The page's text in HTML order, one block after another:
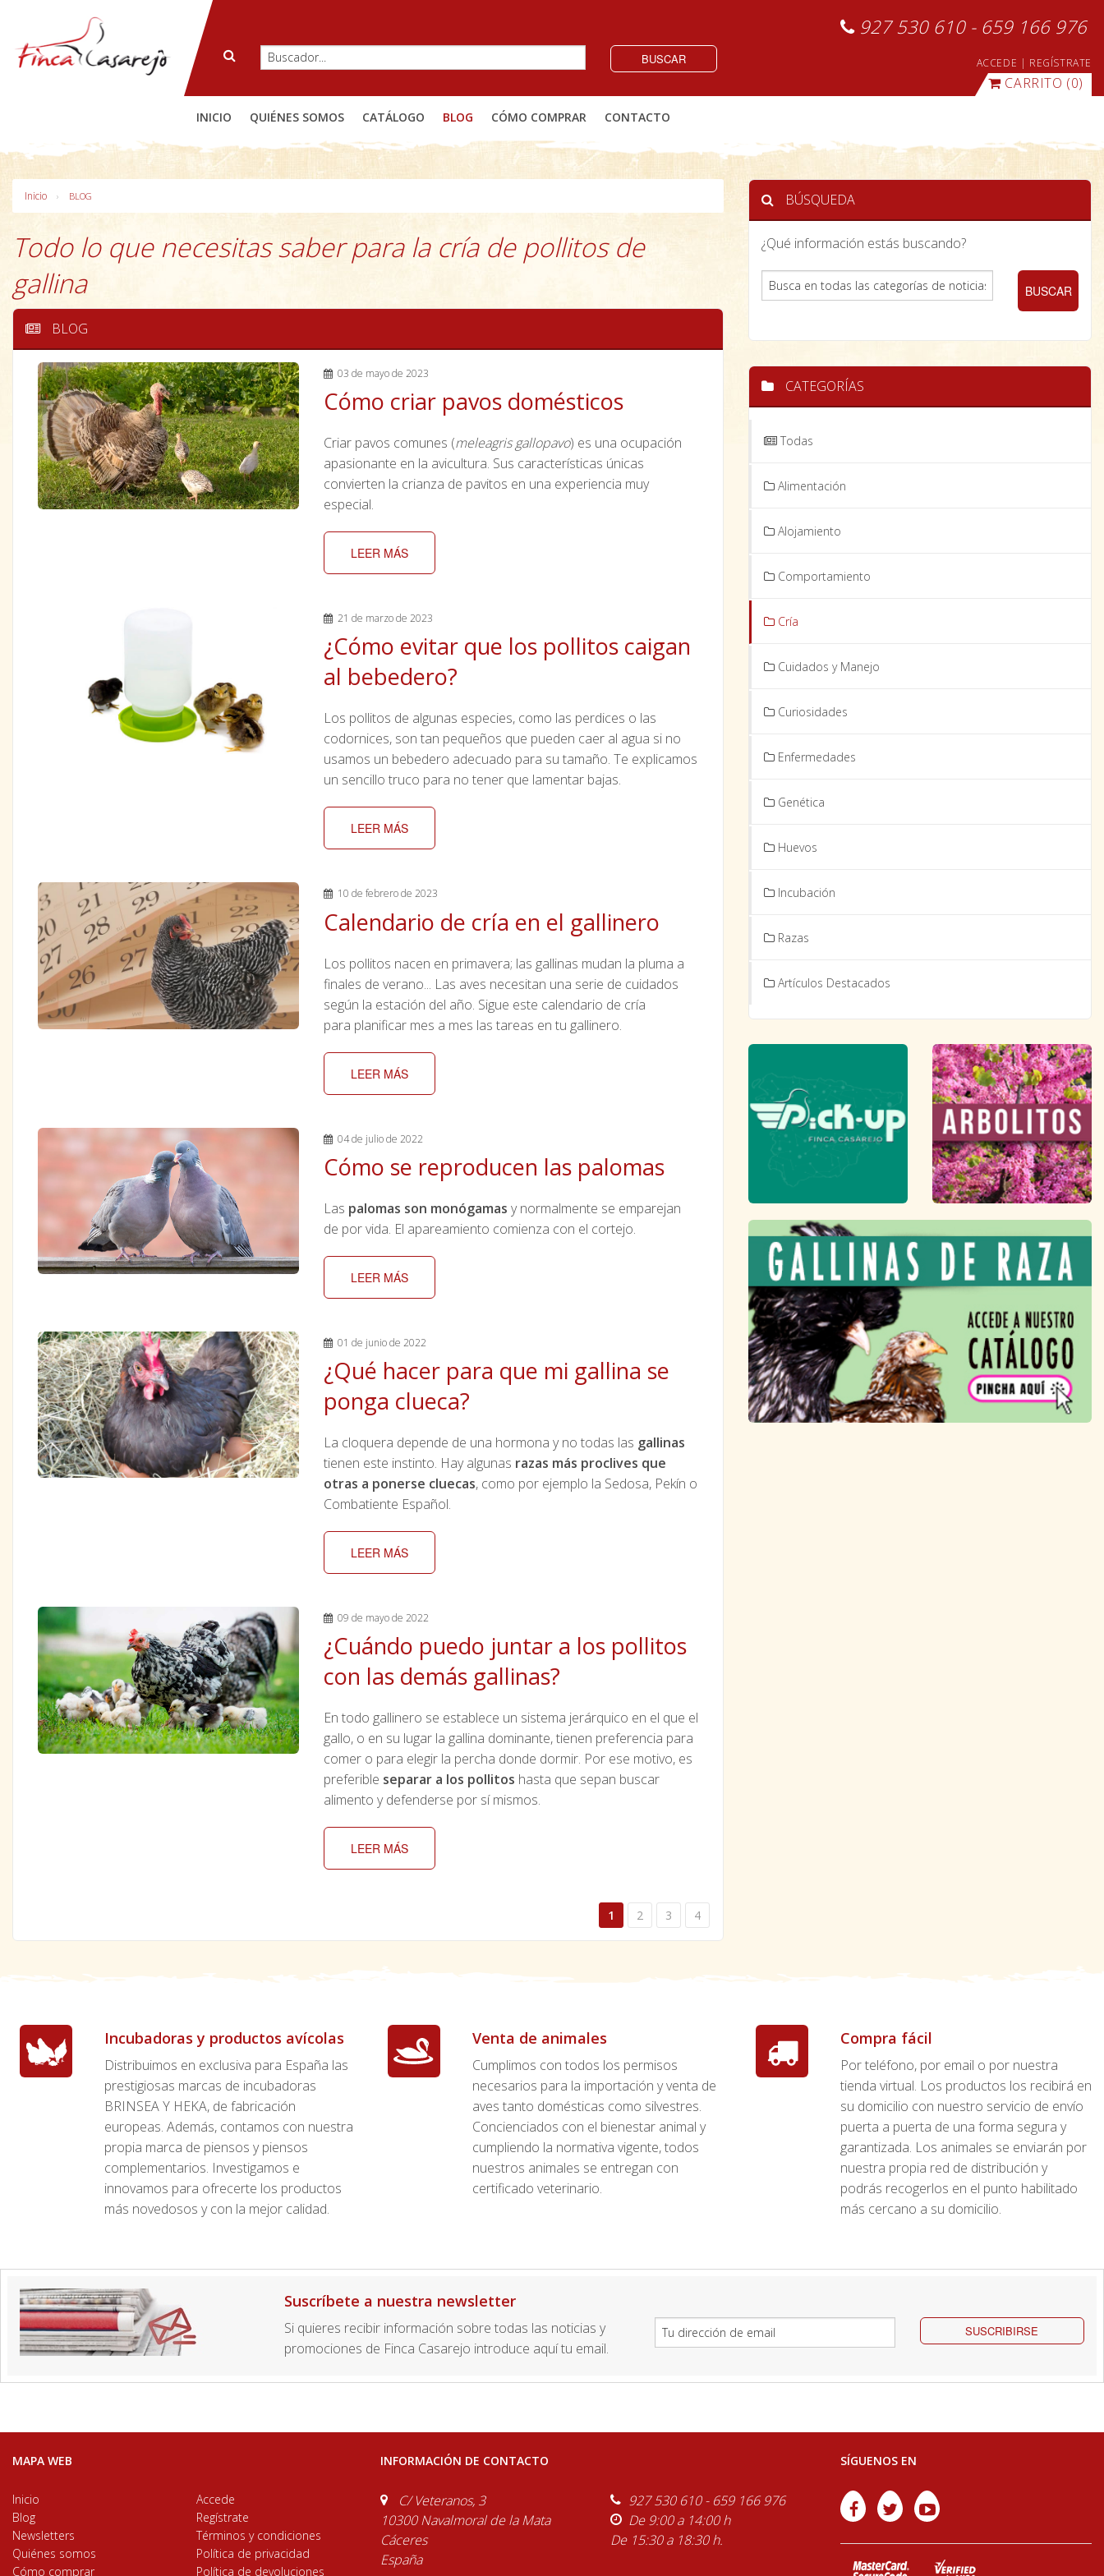
927 530 610 - 659 166 976
BUSCAR ACCEDE | REGÍSTRATE
CARRITO (0)
INICIO QUIÉNES SOMOS CATÁLOGO BLOG CÓMO COMPRAR CONTACTO
Inicio BLOG
Todo lo que necesitas saber para la cría de pollitos de
gallina
BLOG
03 de mayo de 2023
Cómo criar pavos domésticos
Criar pavos comunes (meleagris gallopavo) es una ocupación
apasionante en la avicultura. Sus características únicas
convierten la crianza de pavitos en una experiencia muy
especial.
LEER MÁS
21 de marzo de 2023
¿Cómo evitar que los pollitos caigan
al bebedero?
Los pollitos de algunas especies, como las perdices o las
codornices, son tan pequeños que pueden caer al agua si no
usamos un bebedero adecuado para su tamaño. Te explicamos
un sencillo truco para no tener que lamentar bajas.
LEER MÁS
10 de febrero de 2023
Calendario de cría en el gallinero
Los pollitos nacen en primavera; las gallinas mudan la pluma a
finales de verano... Las aves necesitan una serie de cuidados
según la estación del año. Sigue este calendario de cría
para planificar mes a mes las tareas en tu gallinero.
LEER MÁS
04 de julio de 2022
Cómo se reproducen las palomas
Las palomas son monógamas y normalmente se emparejan
de por vida. El apareamiento comienza con el cortejo.
LEER MÁS
01 de junio de 2022
¿Qué hacer para que mi gallina se
ponga clueca?
La cloquera depende de una hormona y no todas las gallinas
tienen este instinto. Hay algunas razas más proclives que
otras a ponerse cluecas, como por ejemplo la Sedosa, Pekín o
Combatiente Español.
LEER MÁS
09 de mayo de 2022
¿Cuándo puedo juntar a los pollitos
con las demás gallinas?
En todo gallinero se establece un sistema jerárquico en el que el
gallo, o en su lugar la gallina dominante, tienen preferencia para
comer o para elegir la percha donde dormir. Por ese motivo, es
preferible separar a los pollitos hasta que sepan buscar
alimento y defenderse por sí mismos.
LEER MÁS
1 2 3 4
BÚSQUEDA
¿Qué información estás buscando?
BUSCAR
CATEGORÍAS
Todas
Alimentación
Alojamiento
Comportamiento
Cría
Cuidados y Manejo
Curiosidades
Enfermedades
Genética
Huevos
Incubación
Razas
Artículos Destacados
Incubadoras y productos avícolas
Distribuimos en exclusiva para España las
prestigiosas marcas de incubadoras
BRINSEA Y HEKA, de fabricación
europeas. Además, contamos con nuestra
propia marca de piensos y piensos
complementarios. Investigamos e
innovamos para ofrecerte los productos
más novedosos y con la mejor calidad.
Venta de animales
Cumplimos con todos los permisos
necesarios para la importación y venta de
aves tanto domésticas como silvestres.
Concienciados con el bienestar animal y
cumpliendo la normativa vigente, todos
nuestros animales se entregan con
certificado veterinario.
Compra fácil
Por teléfono, por email o por nuestra
tienda virtual. Los productos los recibirá en
su domicilio con nuestro servicio de envío
puerta a puerta de una forma segura y
garantizada. Los animales se enviarán por
nuestra propia red de distribución y
podrás recogerlos en el punto habilitado
más cercano a su domicilio.
Suscríbete a nuestra newsletter
Si quieres recibir información sobre todas las noticias y
promociones de Finca Casarejo introduce aquí tu email.
SUSCRIBIRSE
MAPA WEB
Inicio
Blog
Newsletters
Quiénes somos
Cómo comprar
Accede
Regístrate
Términos y condiciones
Política de privacidad
Política de devoluciones
INFORMACIÓN DE CONTACTO
C/ Veteranos, 3
10300 Navalmoral de la Mata
Cáceres
España
927 530 610 - 659 166 976
De 9:00 a 14:00 h
De 15:30 a 18:30 h.
SÍGUENOS EN